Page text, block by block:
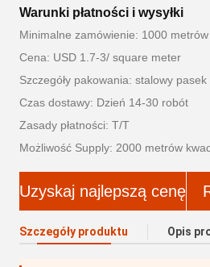
Warunki płatności i wysyłki
Minimalne zamówienie: 1000
Cena: USD 1.7-3/ square meter
Szczegóły pakowania: stalowy
Czas dostawy: Dzień 14-30 robót
Zasady płatności: T/T
Możliwość Supply: 2000 metrów
Uzyskaj najlepszą cenę
Szczegóły produktu Opis